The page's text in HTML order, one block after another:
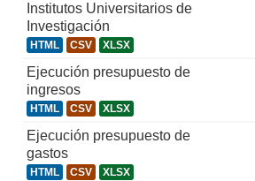
Institutos Universitarios de
Investigación
HTML CSV XLSX
Ejecución presupuesto de
ingresos
HTML CSV XLSX
Ejecución presupuesto de
gastos
HTML CSV XLSX